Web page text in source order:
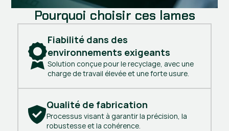
Pourquoi choisir ces lames
Fiabilité dans des
environnements exigeants
Solution conçue pour le recyclage, avec une
charge de travail élevée et une forte usure.
Qualité de fabrication
Processus visant à garantir la précision, la
robustesse et la cohérence.